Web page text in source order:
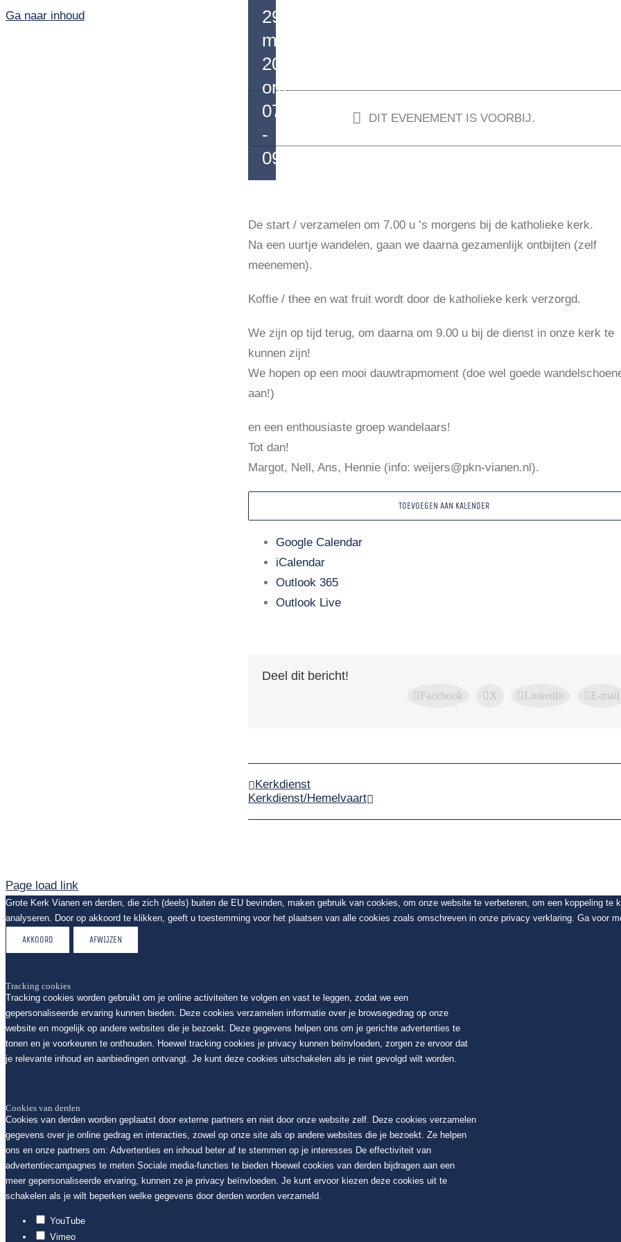
Ga naar inhoud
DIT EVENEMENT IS VOORBIJ.
29
mei
2025
om
07:00
-
09:00
De start / verzamelen om 7.00 u ’s morgens bij de katholieke kerk.
Na een uurtje wandelen, gaan we daarna gezamenlijk ontbijten (zelf
meenemen).
Koffie / thee en wat fruit wordt door de katholieke kerk verzorgd.
We zijn op tijd terug, om daarna om 9.00 u bij de dienst in onze kerk te
kunnen zijn!
We hopen op een mooi dauwtrapmoment (doe wel goede
aan!)
en een enthousiaste groep wandelaars!
Tot dan!
Margot, Nell, Ans, Hennie (info: weijers@pkn-vianen.nl).
TOEVOEGEN AAN KALENDER
Google Calendar
iCalendar
Outlook 365
Outlook Live
Deel dit bericht!
Facebook X LinkedIn E-mail
Kerkdienst
Kerkdienst/Hemelvaart
Page load link
Grote Kerk Vianen en derden, die zich (deels) buiten de EU bevinden, maken gebruik van cookies, om onze website te verbeteren, om een koppeling
analyseren. Door op akkoord te klikken, geeft u toestemming voor het plaatsen van alle cookies zoals omschreven in onze privacy verklaring. Ga voor
AKKOORD AFWIJZEN
Tracking cookies
Tracking cookies worden gebruikt om je online activiteiten te volgen en vast te leggen, zodat we een
gepersonaliseerde ervaring kunnen bieden. Deze cookies verzamelen informatie over je browsegedrag op onze
website en mogelijk op andere websites die je bezoekt. Deze gegevens helpen ons om je gerichte advertenties te
tonen en je voorkeuren te onthouden. Hoewel tracking cookies je privacy kunnen beïnvloeden, zorgen ze ervoor dat
je relevante inhoud en aanbiedingen ontvangt. Je kunt deze cookies uitschakelen als je niet gevolgd wilt worden.
Cookies van derden
Cookies van derden worden geplaatst door externe partners en niet door onze website zelf. Deze cookies verzamelen
gegevens over je online gedrag en interacties, zowel op onze site als op andere websites die je bezoekt. Ze helpen
ons en onze partners om: Advertenties en inhoud beter af te stemmen op je interesses De effectiviteit van
advertentiecampagnes te meten Sociale media-functies te bieden Hoewel cookies van derden bijdragen aan een
meer gepersonaliseerde ervaring, kunnen ze je privacy beïnvloeden. Je kunt ervoor kiezen deze cookies uit te
schakelen als je wilt beperken welke gegevens door derden worden verzameld.
YouTube
Vimeo